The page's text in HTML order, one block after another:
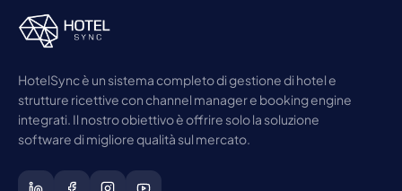
HotelSync è un sistema completo di gestione di hotel e
strutture ricettive con channel manager e booking engine
integrati. Il nostro obiettivo è offrire solo la soluzione
software di migliore qualità sul mercato.